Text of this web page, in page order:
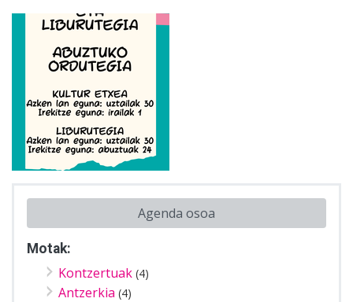
Agenda osoa
Motak:
Kontzertuak (4)
Antzerkia (4)